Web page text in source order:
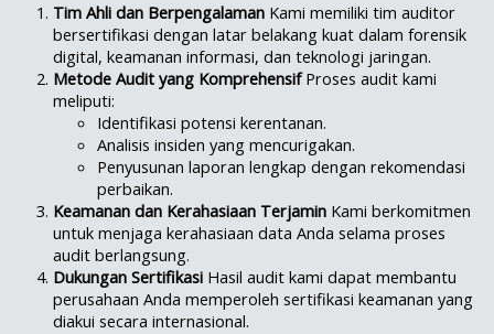
Tim Ahli dan Berpengalaman Kami memiliki tim auditor
bersertifikasi dengan latar belakang kuat dalam forensik
digital, keamanan informasi, dan teknologi jaringan.
Metode Audit yang KomprehensifProses audit kami
meliputi:
Identifikasi potensi kerentanan.
Analisis insiden yang mencurigakan.
Penyusunan laporan lengkap dengan rekomendasi
perbaikan.
Keamanan dan Kerahasiaan Terjamin Kami berkomitmen
untuk menjaga kerahasiaan data Anda selama proses
audit berlangsung.
Dukungan Sertifikasi Hasil audit kami dapat membantu
perusahaan Anda memperoleh sertifikasi keamanan yang
diakui secara internasional.